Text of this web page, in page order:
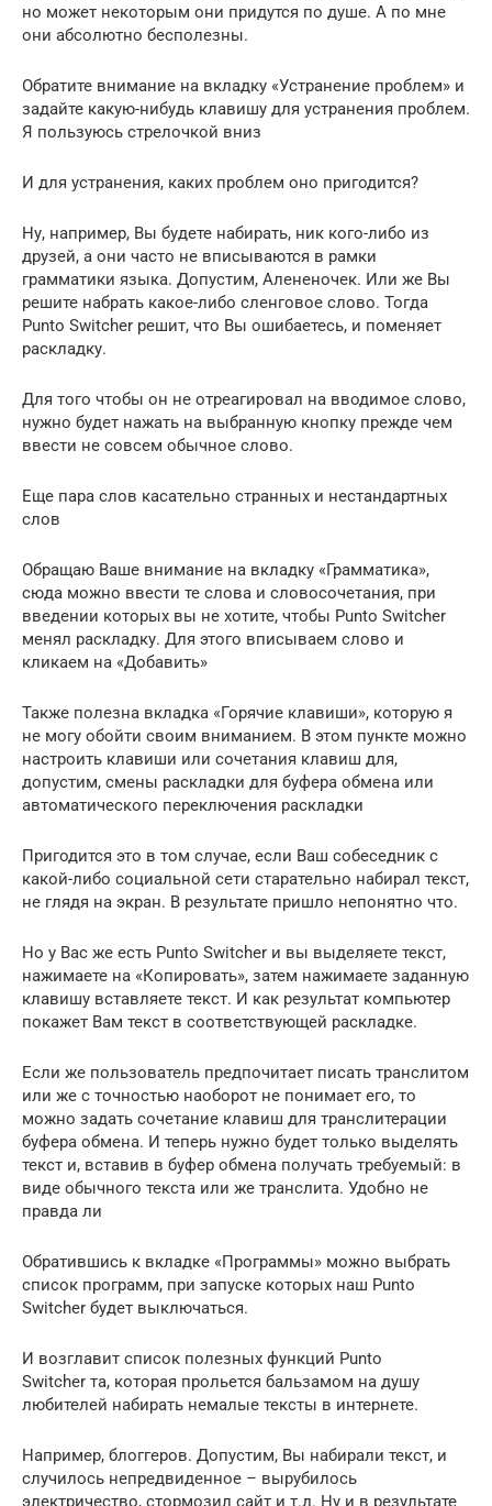
но может некоторым они придутся по душе. А по мне
они абсолютно бесполезны.
Обратите внимание на вкладку «Устранение проблем» и
задайте какую-нибудь клавишу для устранения проблем.
Я пользуюсь стрелочкой вниз
И для устранения, каких проблем оно пригодится?
Ну, например, Вы будете набирать, ник кого-либо из
друзей, а они часто не вписываются в рамки
грамматики языка. Допустим, Алененочек. Или же Вы
решите набрать какое-либо сленговое слово. Тогда
Punto Switcher решит, что Вы ошибаетесь, и поменяет
раскладку.
Для того чтобы он не отреагировал на вводимое слово,
нужно будет нажать на выбранную кнопку прежде чем
ввести не совсем обычное слово.
Еще пара слов касательно странных и нестандартных
слов
Обращаю Ваше внимание на вкладку «Грамматика»,
сюда можно ввести те слова и словосочетания, при
введении которых вы не хотите, чтобы Punto Switcher
менял раскладку. Для этого вписываем слово и
кликаем на «Добавить»
Также полезна вкладка «Горячие клавиши», которую я
не могу обойти своим вниманием. В этом пункте можно
настроить клавиши или сочетания клавиш для,
допустим, смены раскладки для буфера обмена или
автоматического переключения раскладки
Пригодится это в том случае, если Ваш собеседник с
какой-либо социальной сети старательно набирал текст,
не глядя на экран. В результате пришло непонятно что.
Но у Вас же есть Punto Switcher и вы выделяете текст,
нажимаете на «Копировать», затем нажимаете заданную
клавишу вставляете текст. И как результат компьютер
покажет Вам текст в соответствующей раскладке.
Если же пользователь предпочитает писать транслитом
или же с точностью наоборот не понимает его, то
можно задать сочетание клавиш для транслитерации
буфера обмена. И теперь нужно будет только выделять
текст и, вставив в буфер обмена получать требуемый: в
виде обычного текста или же транслита. Удобно не
правда ли
Обратившись к вкладке «Программы» можно выбрать
список программ, при запуске которых наш Punto
Switcher будет выключаться.
И возглавит список полезных функций Punto
Switcher та, которая прольется бальзамом на душу
любителей набирать немалые тексты в интернете.
Например, блоггеров. Допустим, Вы набирали текст, и
случилось непредвиденное – вырубилось
электричество, стормозил сайт и т.д. Ну и в результате